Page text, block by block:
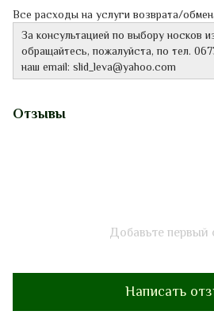
Все расходы на услуги возврата/
За консультацией по выбору носков
обращайтесь, пожалуйста, по тел.
наш email: slid_leva@yahoo.com
Отзывы
Добавьте первый
Написать